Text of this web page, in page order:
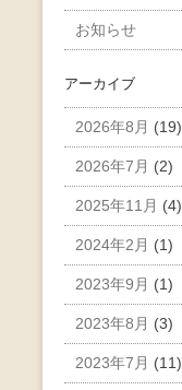
お知らせ
アーカイブ
2026年8月 (19)
2026年7月 (2)
2025年11月 (4)
2024年2月 (1)
2023年9月 (1)
2023年8月 (3)
2023年7月 (11)